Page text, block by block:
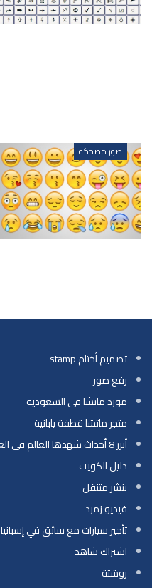
صور مضحكة
تصميم أختام stamp
رفع صور
مورد ماتشا في السعودية
متجر ماتشا قطفة يابانية
أبرز 8 أحداث شهدها العالم في العام 2025
دليل الكويت
بنشر متنقل
فيديو زمرد
تأجير سيارات مع سائق في إسبانيا
اشتراك شاهد
روشتة